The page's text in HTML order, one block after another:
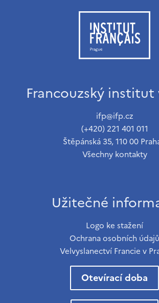
Francouzský institut
ifp@ifp.cz
(+420) 221 401 011
Štěpánská 35, 110 00
Všechny kontakty
Užitečné
Logo ke stažení
Ochrana osobních údajů
Velvyslanectví Francie v
Otevírací doba